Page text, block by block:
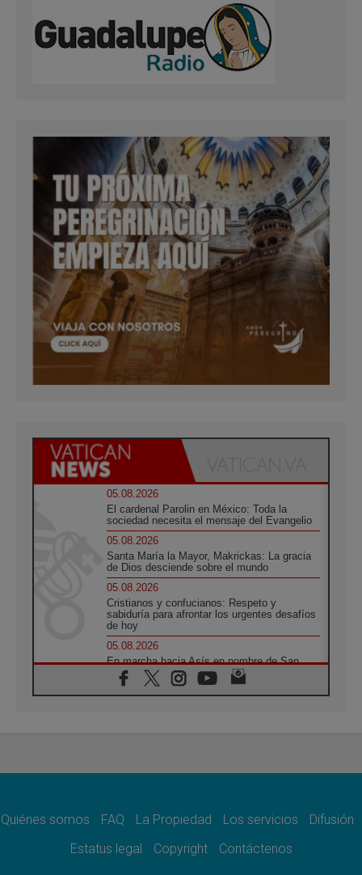
05.08.2026
El cardenal Parolin en México: Toda la
sociedad necesita el mensaje del Evangelio
05.08.2026
Santa María la Mayor, Makrickas: La gracia
de Dios desciende sobre el mundo
05.08.2026
Cristianos y confucianos: Respeto y
sabiduría para afrontar los urgentes desafíos
de hoy
05.08.2026
En marcha hacia Asís en nombre de San
Francisco, a la espera de León
05.08.2026
quienes bendicen la guerra
Ucrania: Ataque masivo en Kyiv durante la
noche
Quiénes somos FAQ La Propiedad Los servicios
Difusión
Estatus legal
Copyright Contáctenos